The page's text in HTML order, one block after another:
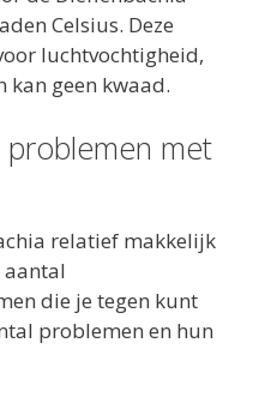
Celsius. Deze
luchtvochtigheid,
kan geen kwaad.
met
relatief makkelijk
aantal
die je tegen kunt
problemen en hun